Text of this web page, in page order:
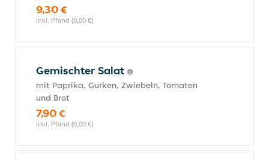
9,30 €
inkl. Pfand (0,00 €)
Gemischter Salat
mit Paprika, Gurken, Zwiebeln, Tomaten
und Brot
7,90 €
inkl. Pfand (0,00 €)